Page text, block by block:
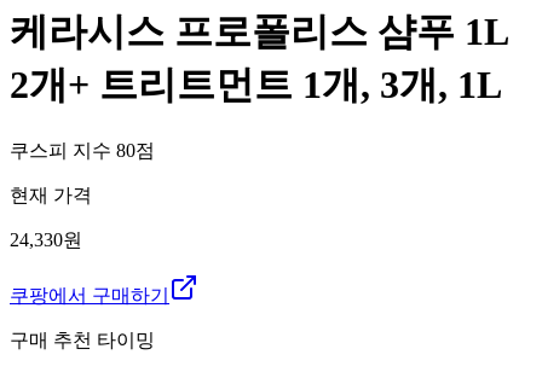
케라시스 프로폴리스 샴푸 1L
2개+ 트리트먼트 1개, 3개, 1L
쿠스피 지수 80점
현재 가격
24,330원
쿠팡에서 구매하기
구매 추천 타이밍